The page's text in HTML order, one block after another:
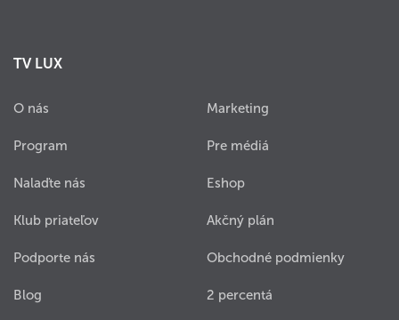
TV LUX
O nás
Program
Nalaďte nás
Klub priateľov
Podporte nás
Blog
Marketing
Pre médiá
Eshop
Akčný plán
Obchodné podmienky
2 percentá